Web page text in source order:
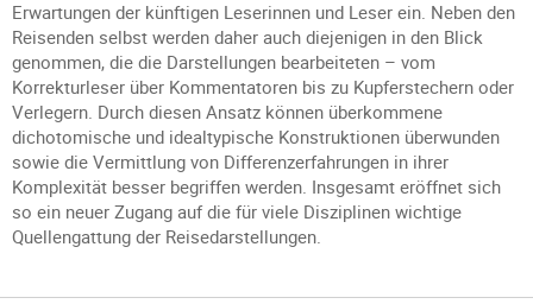
Erwartungen der künftigen Leserinnen und Leser ein. Neben den
Reisenden selbst werden daher auch diejenigen in den Blick
genommen, die die Darstellungen bearbeiteten – vom
Korrekturleser über Kommentatoren bis zu Kupferstechern oder
Verlegern. Durch diesen Ansatz können überkommene
dichotomische und idealtypische Konstruktionen überwunden
sowie die Vermittlung von Differenzerfahrungen in ihrer
Komplexität besser begriffen werden. Insgesamt eröffnet sich
so ein neuer Zugang auf die für viele Disziplinen wichtige
Quellengattung der Reisedarstellungen.